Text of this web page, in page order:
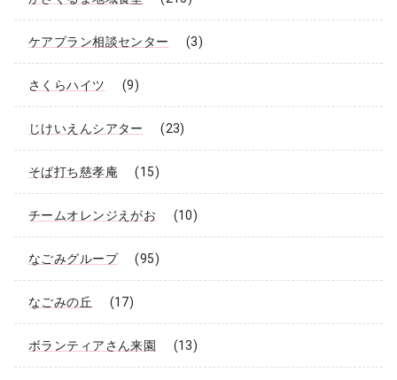
ケアプラン相談センター (3)
さくらハイツ (9)
じけいえんシアター (23)
そば打ち慈孝庵 (15)
チームオレンジえがお (10)
なごみグループ (95)
なごみの丘 (17)
ボランティアさん来園 (13)